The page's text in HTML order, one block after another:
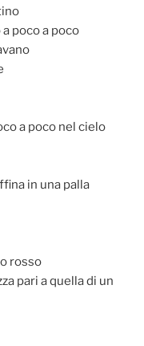
poco a poco
a poco nel cielo
in una palla
rosso
pari a quella di un